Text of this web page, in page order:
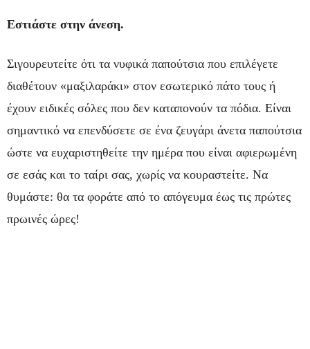
Εστιάστε στην άνεση.
Σιγουρευτείτε ότι τα νυφικά παπούτσια που επιλέγετε
διαθέτουν «μαξιλαράκι» στον εσωτερικό πάτο τους ή
έχουν ειδικές σόλες που δεν καταπονούν τα πόδια. Είναι
σημαντικό να επενδύσετε σε ένα ζευγάρι άνετα παπούτσια
ώστε να ευχαριστηθείτε την ημέρα που είναι αφιερωμένη
σε εσάς και το ταίρι σας, χωρίς να κουραστείτε. Να
θυμάστε: θα τα φοράτε από το απόγευμα έως τις πρώτες
πρωινές ώρες!